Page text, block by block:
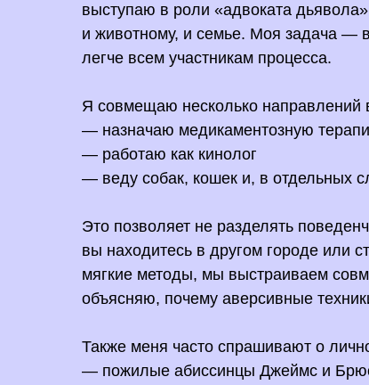
выступаю в роли «адвоката
и животному, и семье. Моя задача —
легче всем участникам процесса.
Я совмещаю несколько направлений
— назначаю медикаментозную
— работаю как кинолог
— веду собак, кошек и, в отдельных
Это позволяет не разделять
вы находитесь в другом городе или
мягкие методы, мы выстраиваем
объясняю, почему аверсивные
Также меня часто спрашивают о
— пожилые абиссинцы Джеймс и